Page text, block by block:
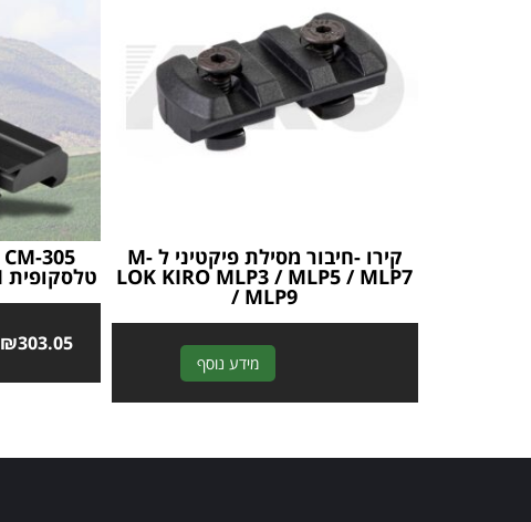
קירו -חיבור מסילת פיקטיני ל M-
LOK KIRO MLP3 / MLP5 / MLP7
/ MLP9
מידע נוסף
l
t
r
טלסקופית 30MM עם הסטה של 2"
₪303.05